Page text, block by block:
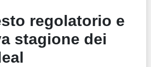
regolatorio e
stagione dei